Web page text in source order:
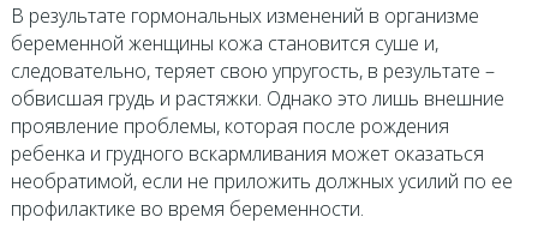
В результате гормональных изменений в организме
беременной женщины кожа становится суше и,
следовательно, теряет свою упругость, в результате –
обвисшая грудь и растяжки. Однако это лишь внешние
проявление проблемы, которая после рождения
ребенка и грудного вскармливания может оказаться
необратимой, если не приложить должных усилий по ее
профилактике во время беременности.